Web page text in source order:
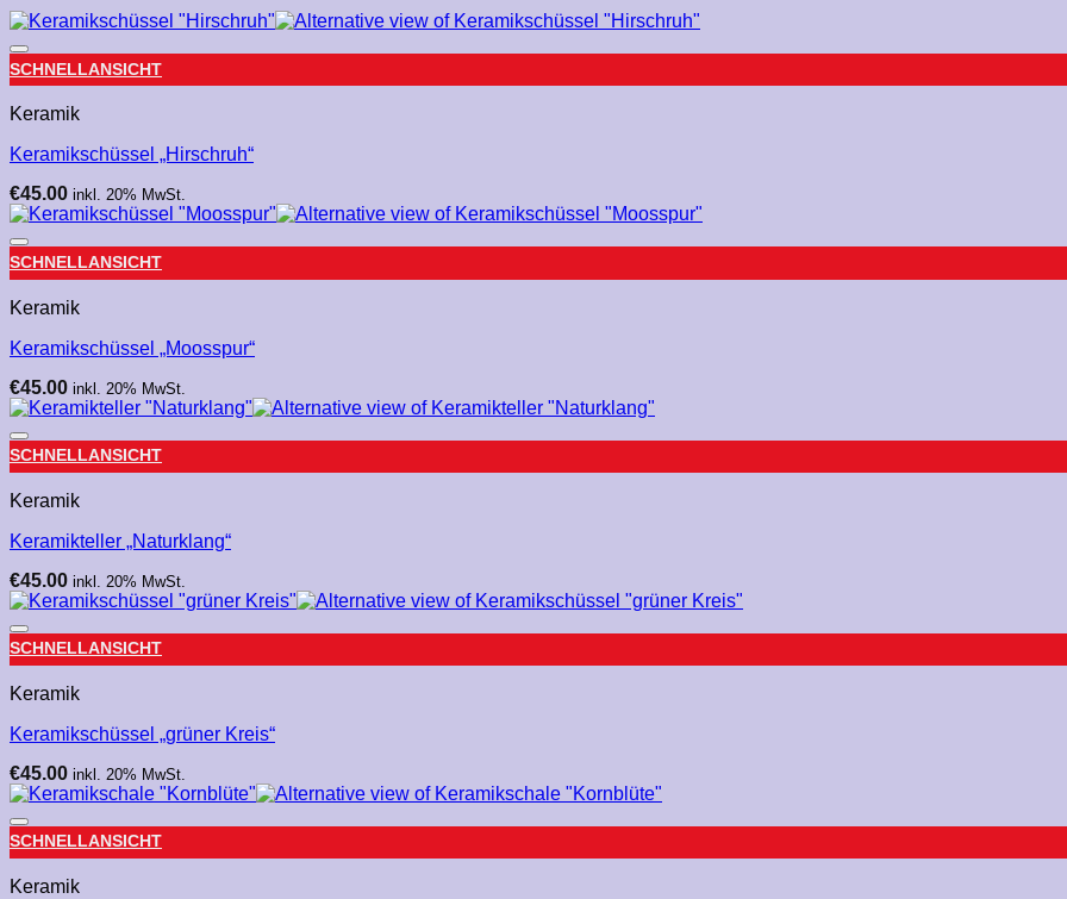
SCHNELLANSICHT
Keramik
Keramikschüssel „Hirschruh“
€45.00 inkl. 20% MwSt.
SCHNELLANSICHT
Keramik
Keramikschüssel „Moosspur“
€45.00 inkl. 20% MwSt.
SCHNELLANSICHT
Keramik
Keramikteller „Naturklang“
€45.00 inkl. 20% MwSt.
SCHNELLANSICHT
Keramik
Keramikschüssel „grüner Kreis“
€45.00 inkl. 20% MwSt.
SCHNELLANSICHT
Keramik